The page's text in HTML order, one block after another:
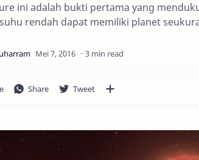
ini adalah bukti pertama yang
rendah dapat memiliki planet
3 min read